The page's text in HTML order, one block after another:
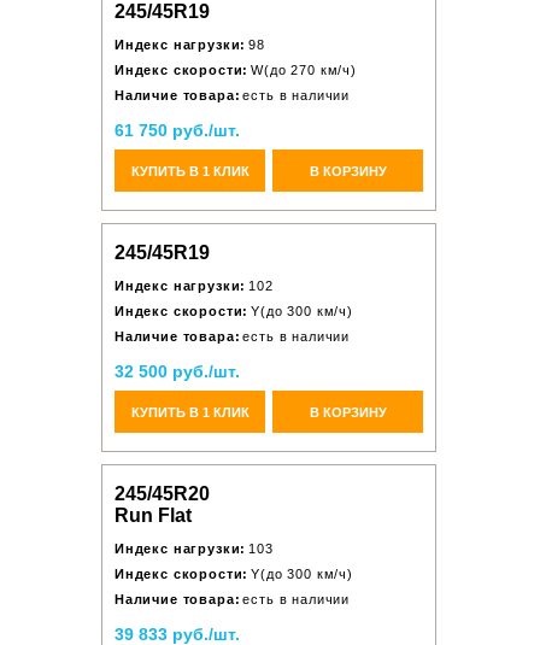
245/45R19
Индекс нагрузки: 98
Индекс скорости: W(до 270 км/ч)
Наличие товара: есть в наличии
61 750 руб./шт.
КУПИТЬ В 1 КЛИК В КОРЗИНУ
245/45R19
Индекс нагрузки: 102
Индекс скорости: Y(до 300 км/ч)
Наличие товара: есть в наличии
32 500 руб./шт.
КУПИТЬ В 1 КЛИК В КОРЗИНУ
245/45R20
Run Flat
Индекс нагрузки: 103
Индекс скорости: Y(до 300 км/ч)
Наличие товара: есть в наличии
39 833 руб./шт.